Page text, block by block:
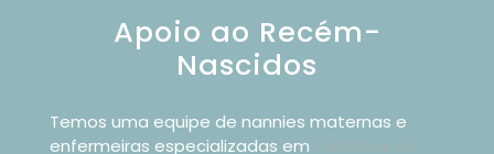
Apoio ao Recém-
Nascidos
Temos uma equipe de nannies maternas e
enfermeiras especializadas em